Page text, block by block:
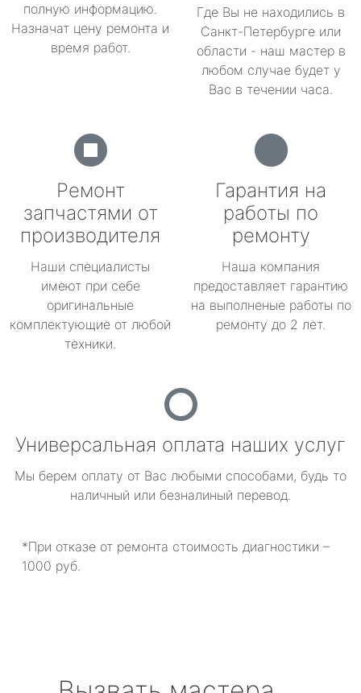
полную информацию.
Назначат цену ремонта и
время работ.
Где Вы не находились в
Санкт-Петербурге или
области - наш мастер в
любом случае будет у
Вас в течении часа.
Ремонт
запчастями от
производителя
Наши специалисты
имеют при себе
оригинальные
комплектующие от любой
техники.
Гарантия на
работы по
ремонту
Наша компания
предоставляет гарантию
на выполненые работы по
ремонту до 2 лет.
Универсальная оплата наших услуг
Мы берем оплату от Вас любыми способами, будь то
наличный или безналиный перевод.
*При отказе от ремонта стоимость диагностики –
1000 руб.